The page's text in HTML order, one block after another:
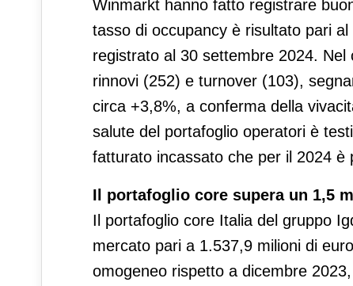
Winmarkt hanno fatto registrare
tasso di occupancy è risultato pari
registrato al 30 settembre 2024.
rinnovi (252) e turnover (103),
circa +3,8%, a conferma della
salute del portafoglio operatori è
fatturato incassato che per il 2024 è
Il portafoglio core supera un 1,5
Il portafoglio core Italia del gruppo
mercato pari a 1.537,9 milioni di
omogeneo rispetto a dicembre